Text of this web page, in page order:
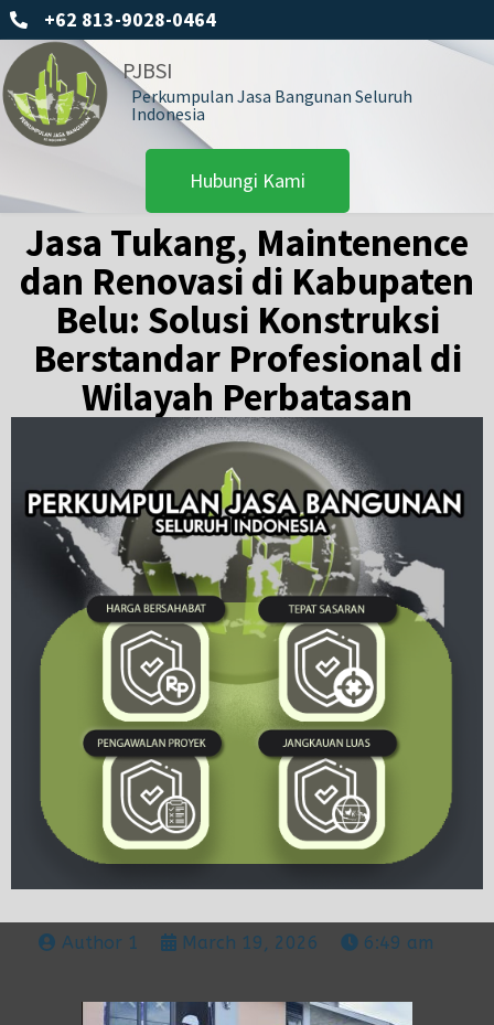
+62 813-9028-0464
PJBSI
Perkumpulan Jasa Bangunan Seluruh
Indonesia
Hubungi Kami
Jasa Tukang, Maintenence
dan Renovasi di Kabupaten
Belu: Solusi Konstruksi
Berstandar Profesional di
Wilayah Perbatasan
Author 1 March 19, 2026 6:49 am